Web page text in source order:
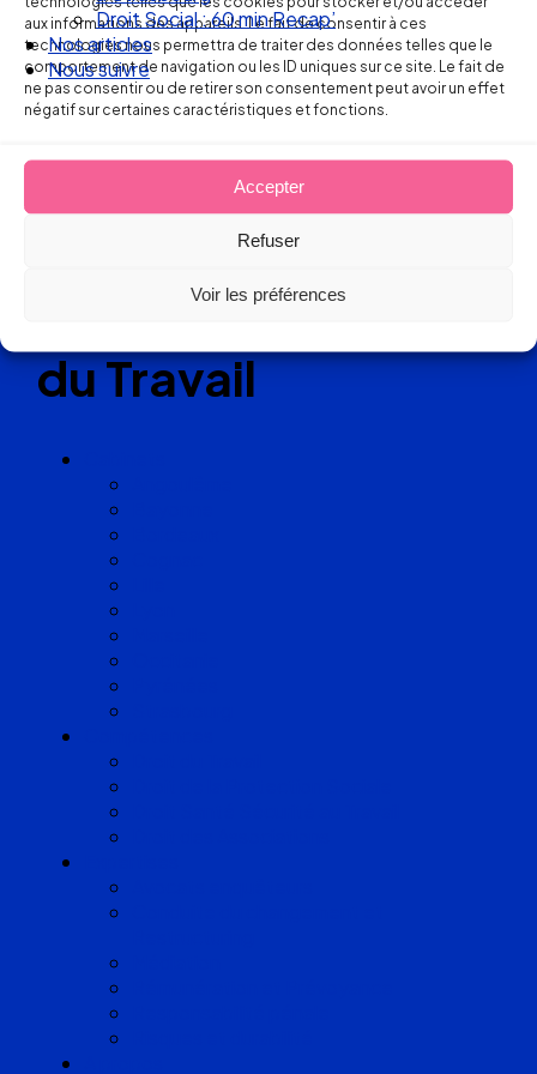
aux informations des appareils. Le fait de consentir à ces
technologies nous permettra de traiter des données telles que le
comportement de navigation ou les ID uniques sur ce site. Le fait de
ne pas consentir ou de retirer son consentement peut avoir un effet
négatif sur certaines caractéristiques et fonctions.
Accepter
Refuser
Voir les préférences
Droit Social : 60 min Recap’
Nos articles
Nous suivre
Réseau
de cabinets
d’avocats
en Droit
du Travail